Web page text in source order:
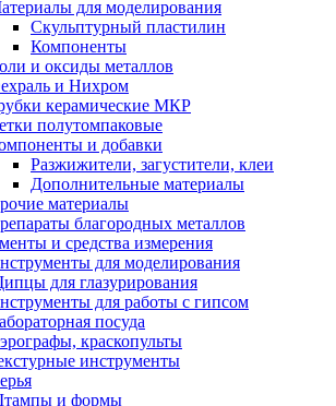
для моделирования
Скульптурный пластилин
Компоненты
и оксиды металлов
и Нихром
керамические МКР
полутомпаковые
и добавки
Разжижители, загустители, клеи
Дополнительные материалы
материалы
благородных металлов
и средства измерения
для моделирования
для глазурирования
для работы с гипсом
посуда
краскопульты
инструменты
и формы